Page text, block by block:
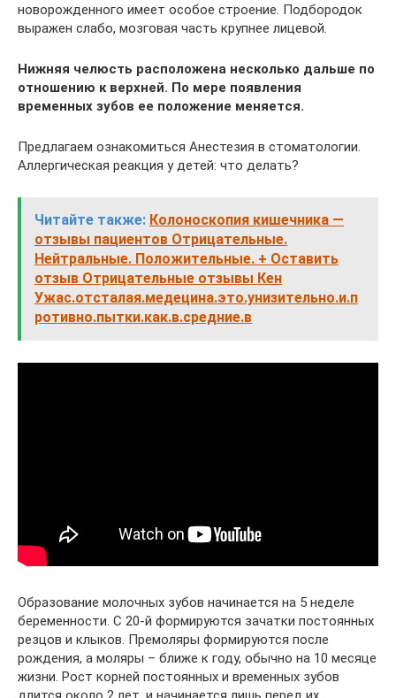
новорожденного имеет особое строение. Подбородок
выражен слабо, мозговая часть крупнее лицевой.
Нижняя челюсть расположена несколько дальше по
отношению к верхней. По мере появления
временных зубов ее положение меняется.
Предлагаем ознакомиться Анестезия в стоматологии.
Аллергическая реакция у детей: что делать?
Читайте также: Колоноскопия кишечника —
отзывы пациентов Отрицательные.
Нейтральные. Положительные. + Оставить
отзыв Отрицательные отзывы Кен
Ужас.отсталая.медецина.это.унизительно.и.п
ротивно.пытки.как.в.средние.в
Образование молочных зубов начинается на 5 неделе
беременности. С 20-й формируются зачатки постоянных
резцов и клыков. Премоляры формируются после
рождения, а моляры – ближе к году, обычно на 10 месяце
жизни. Рост корней постоянных и временных зубов